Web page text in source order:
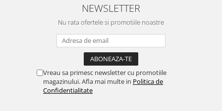
NEWSLETTER
Nu rata ofertele si promotiile noastre
Vreau sa primesc newsletter cu promotiile
magazinului. Afla mai multe in Politica de
Confidentialitate